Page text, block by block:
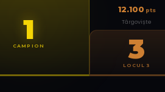
1
CAMPION
12.100 pts
Târgoviște
3
LOCUL 3